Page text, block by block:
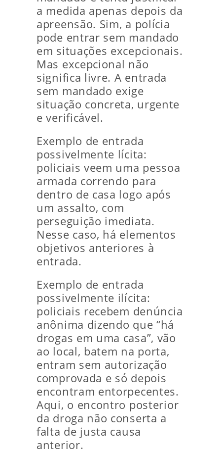
a medida apenas depois da
apreensão. Sim, a polícia
pode entrar sem mandado
em situações excepcionais.
Mas excepcional não
significa livre. A entrada
sem mandado exige
situação concreta, urgente
e verificável.
Exemplo de entrada
possivelmente lícita:
policiais veem uma pessoa
armada correndo para
dentro de casa logo após
um assalto, com
perseguição imediata.
Nesse caso, há elementos
objetivos anteriores à
entrada.
Exemplo de entrada
possivelmente ilícita:
policiais recebem denúncia
anônima dizendo que “há
drogas em uma casa”, vão
ao local, batem na porta,
entram sem autorização
comprovada e só depois
encontram entorpecentes.
Aqui, o encontro posterior
da droga não conserta a
falta de justa causa
anterior.